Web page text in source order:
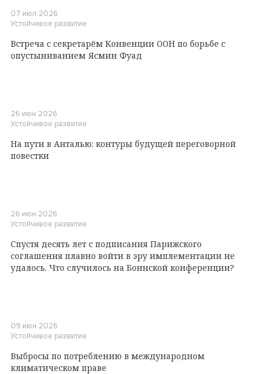
07 июл 2026
Устойчивое развитие
Встреча с секретарём Конвенции ООН по борьбе с
опустыниванием Ясмин Фуад
26 июн 2026
Устойчивое развитие
На пути в Анталью: контуры будущей переговорной
повестки
26 июн 2026
Устойчивое развитие
Спустя десять лет с подписания Парижского
соглашения плавно войти в эру имплементации не
удалось. Что случилось на Боннской конференции?
09 июн 2026
Устойчивое развитие
Выбросы по потреблению в международном
климатическом праве